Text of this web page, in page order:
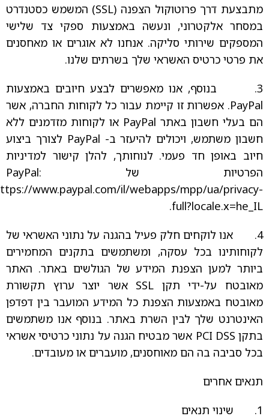
מתבצעת דרך פרוטוקול הצפנה (SSL) המשמש כסטנדרט
במסחר אלקטרוני, ונעשה באמצעות ספקי צד שלישי
המספקים שירותי סליקה. אנחנו לא אוגרים או מאחסנים
את פרטי כרטיס האשראי שלך בשרתים שלנו.
3. בנוסף, אנו מאפשרים לבצע חיובים באמצעות
PayPal. אפשרות זו קיימת עבור כל לקוחות החברה, אשר
הם בעלי חשבון באתר PayPal או לקוחות מזדמנים ללא
חשבון משתמש, ויכולים להיעזר ב- PayPal לצורך ביצוע
חיוב באופן חד פעמי. לנוחותך, להלן קישור למדיניות
הפרטיות של PayPal:
www.paypal.com/il/webapps/mpp/ua/privacy-
full?locale.x=he_IL.
4. אנו לוקחים חלק פעיל בהגנה על נתוני האשראי של
לקוחותינו בכל עסקה, ומשתמשים בתקנים המחמירים
ביותר למען הצפנת המידע של הגולשים באתר. האתר
מאובטח על-ידי תקן SSL אשר יוצר ערוץ תקשורת
מאובטח באמצעות הצפנת כל המידע המועבר בין דפדפן
האינטרנט שלך לבין השרת באתר. בנוסף אנו משתמשים
בתקן PCI DSS אשר מבטיח הגנה על נתוני כרטיסי אשראי
בכל סביבה בה הם מאוחסנים, מועברים או מעובדים.
תנאים אחרים
1. שינוי תנאים